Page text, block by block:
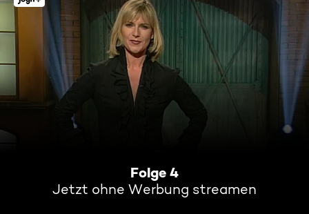
Folge 4
Jetzt ohne Werbung streamen